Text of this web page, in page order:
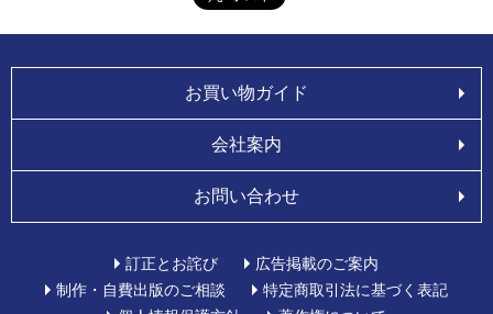
お買い物ガイド
会社案内
お問い合わせ
訂正とお詫び
広告掲載のご案内
制作・自費出版のご相談
特定商取引法に基づく表記